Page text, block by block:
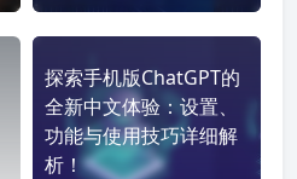
探索手机版ChatGPT的
全新中文体验：设置、
功能与使用技巧详细解
析！